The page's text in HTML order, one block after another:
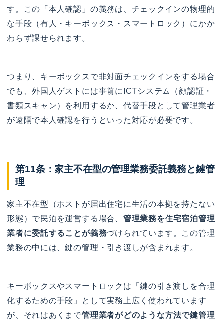
す。この「本人確認」の義務は、チェックインの物理的
な手段（有人・キーボックス・スマートロック）にかか
わらず課せられます。
つまり、キーボックスで非対面チェックインをする場合
でも、外国人ゲストには事前にICTシステム（顔認証・
書類スキャン）を利用するか、代替手段として管理業者
が遠隔で本人確認を行うといった対応が必要です。
第11条：家主不在型の管理業務委託義務と鍵管
理
家主不在型（ホストが届出住宅に生活の本拠を持たない
形態）で民泊を運営する場合、 管理業務を住宅宿泊管理
業者に委託することが義務づけられています。この管理
業務の中には、鍵の管理・引き渡しが含まれます。
キーボックスやスマートロックは「鍵の引き渡しを合理
化するための手段」として実務上広く使われています
が、それはあくまで管理業者がどのような方法で鍵管理